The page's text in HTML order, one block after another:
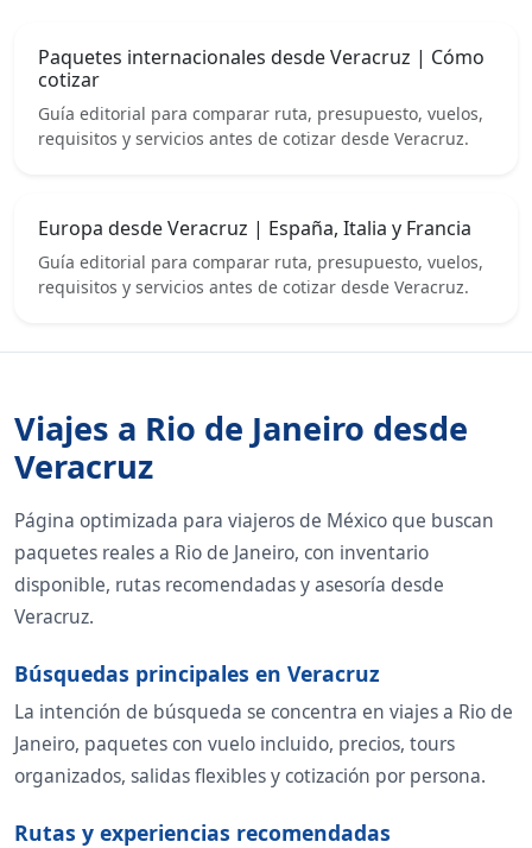
Paquetes internacionales desde Veracruz | Cómo
cotizar
Guía editorial para comparar ruta, presupuesto, vuelos,
requisitos y servicios antes de cotizar desde Veracruz.
Europa desde Veracruz | España, Italia y Francia
Guía editorial para comparar ruta, presupuesto, vuelos,
requisitos y servicios antes de cotizar desde Veracruz.
Viajes a Rio de Janeiro desde
Veracruz
Página optimizada para viajeros de México que buscan
paquetes reales a Rio de Janeiro, con inventario
disponible, rutas recomendadas y asesoría desde
Veracruz.
Búsquedas principales en Veracruz
La intención de búsqueda se concentra en viajes a Rio de
Janeiro, paquetes con vuelo incluido, precios, tours
organizados, salidas flexibles y cotización por persona.
Rutas y experiencias recomendadas